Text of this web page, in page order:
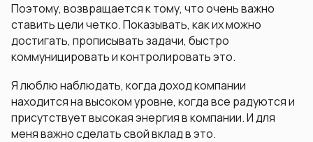
Поэтому, возвращается к тому, что очень важно
ставить цели четко. Показывать, как их можно
достигать, прописывать задачи, быстро
коммуницировать и контролировать это.
Я люблю наблюдать, когда доход компании
находится на высоком уровне, когда все радуются и
присутствует высокая энергия в компании. И для
меня важно сделать свой вклад в это.